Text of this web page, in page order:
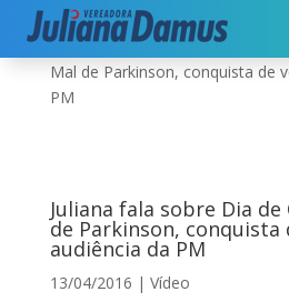
Início|Vídeo|Juliana fala
Mal de Parkinson, conquista de
PM
Juliana fala sobre Dia
de Parkinson, conquista
audiência da PM
13/04/2016 | Vídeo